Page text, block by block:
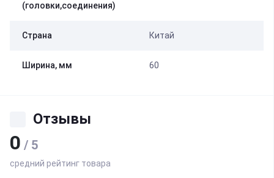
(головки,соединения)
Страна Китай
Ширина, мм 60
Отзывы
0 / 5
средний рейтинг товара